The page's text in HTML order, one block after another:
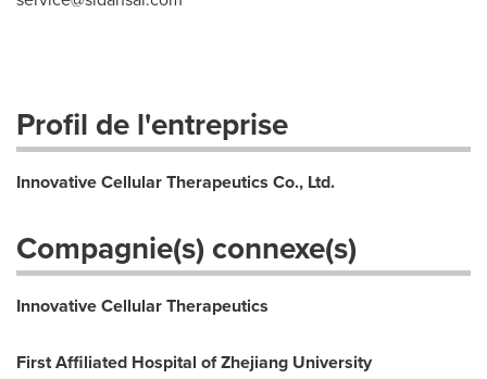
Profil de l'entreprise
Innovative Cellular Therapeutics Co., Ltd.
Compagnie(s) connexe(s)
Innovative Cellular Therapeutics
First Affiliated Hospital of Zhejiang University